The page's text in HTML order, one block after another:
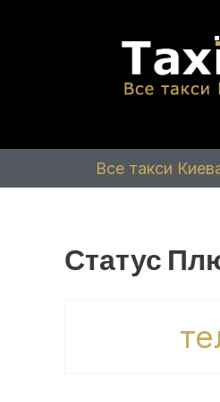
Все такси
Статус